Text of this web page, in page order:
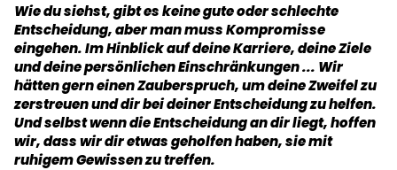
Wie du siehst, gibt es keine gute oder schlechte
Entscheidung, aber man muss Kompromisse
eingehen. Im Hinblick auf deine Karriere, deine Ziele
und deine persönlichen Einschränkungen ... Wir
hätten gern einen Zauberspruch, um deine Zweifel zu
zerstreuen und dir bei deiner Entscheidung zu helfen.
Und selbst wenn die Entscheidung an dir liegt, hoffen
wir, dass wir dir etwas geholfen haben, sie mit
ruhigem Gewissen zu treffen.